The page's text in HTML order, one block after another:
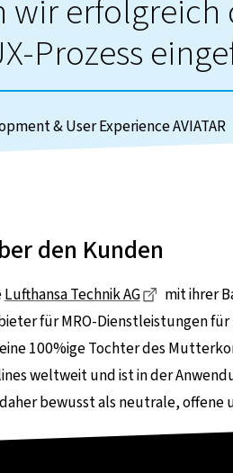
wir erfolgreich
Prozess
& User Experience AVIATAR
den Kunden
Lufthansa Technik AG Dieser
mit ihrer
für MRO-Dienstleistungen
100%ige Tochter des
weltweit und ist in der
bewusst als neutrale,